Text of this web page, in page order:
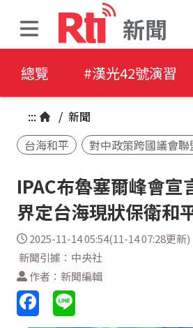
新聞
總覽 #漢光42號演習
::: / 新聞
台海和平
對中政策跨國議會聯
IPAC布魯塞爾峰會宣
界定台海現狀保衛和
2025-11-14 05:54(11-14 07:28更新)
新聞引據：中央社
作者：新聞編輯